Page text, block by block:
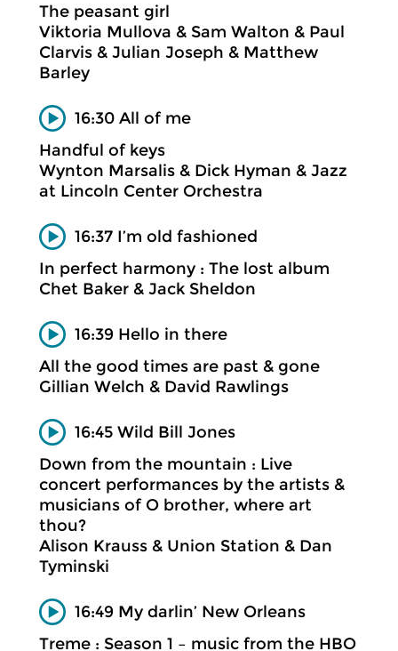
The peasant girl
Viktoria Mullova & Sam Walton & Paul
Clarvis & Julian Joseph & Matthew
Barley
16:30 All of me
Handful of keys
Wynton Marsalis & Dick Hyman & Jazz
at Lincoln Center Orchestra
16:37 I’m old fashioned
In perfect harmony : The lost album
Chet Baker & Jack Sheldon
16:39 Hello in there
All the good times are past & gone
Gillian Welch & David Rawlings
16:45 Wild Bill Jones
Down from the mountain : Live
concert performances by the artists &
musicians of O brother, where art
thou?
Alison Krauss & Union Station & Dan
Tyminski
16:49 My darlin’ New Orleans
Treme : Season 1 – music from the HBO